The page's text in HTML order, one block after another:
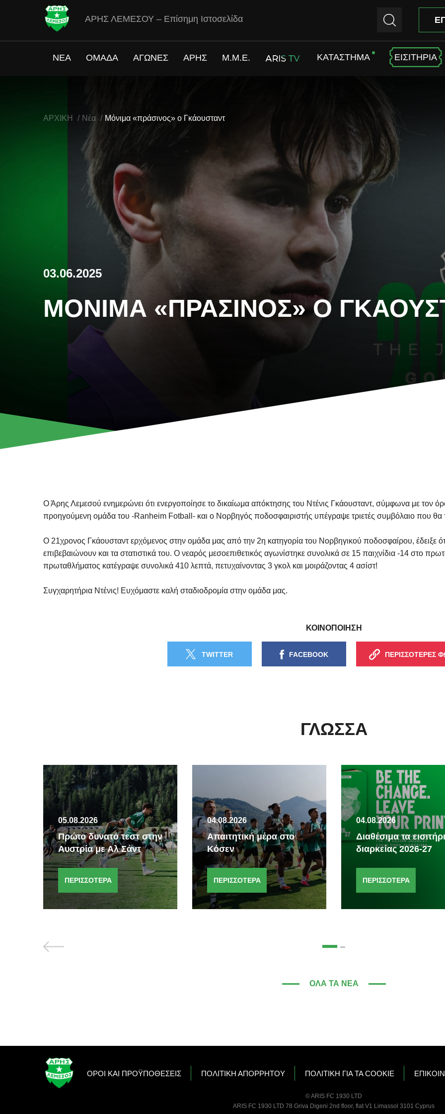
ΑΡΗΣ ΛΕΜΕΣΟΥ – Επίσημη Ιστοσελίδα
ΝΕΑ ΟΜΑΔΑ ΑΓΩΝΕΣ ΑΡΗΣ M.M.E. ARIS TV ΚΑΤΑΣΤΗΜΑ ΕΙΣΙΤΗΡΙΑ
ΑΡΧΙΚΗ Νέα Μόνιμα «πράσινος» ο Γκάουσταντ
03.06.2025
ΜΌΝΙΜΑ «ΠΡΆΣΙΝΟΣ» Ο
Ο Άρης Λεμεσού ενημερώνει ότι ενεργοποίησε το δικαίωμα απόκτησης του Ντένις Γκάουσταντ, σύμφωνα με τον
προηγούμενη ομάδα του -Ranheim Fotball- και ο Νορβηγός ποδοσφαιριστής υπέγραψε τριετές συμβόλαιο που θα
Ο 21χρονος Γκάουσταντ ερχόμενος στην ομάδα μας από την 2η κατηγορία του Νορβηγικού ποδοσφαίρου, έδειξε
επιβεβαιώνουν και τα στατιστικά του. Ο νεαρός μεσοεπιθετικός αγωνίστηκε συνολικά σε 15 παιχνίδια -14 στο
πρωταθλήματος κατέγραψε συνολικά 410 λεπτά, πετυχαίνοντας 3 γκολ και μοιράζοντας 4 ασίστ!
Συγχαρητήρια Ντένις! Ευχόμαστε καλή σταδιοδρομία στην ομάδα μας.
ΚΟΙΝΟΠΟΙΗΣΗ
TWITTER FACEBOOK ΠΕΡΙΣΣΟΤΕΡΕΣ
ΓΛΏΣΣΑ
05.08.2026
Πρώτο δυνατό τεστ στην
Αυστρία με Αλ Σάντ
ΠΕΡΙΣΣΟΤΕΡΑ
04.08.2026
Απαιτητική μέρα στο
Κόσεν
ΠΕΡΙΣΣΟΤΕΡΑ
04.08.2026
Διαθέσιμα τα
διαρκείας 2026-27
ΠΕΡΙΣΣΟΤΕΡΑ
ΌΛΑ ΤΑ ΝΈΑ
OΡΟΙ ΚΑΙ ΠΡΟΫΠΟΘΕΣΕΙΣ ΠΟΛΙΤΙΚΗ ΑΠΟΡΡΗΤΟΥ ΠΟΛΙΤΙΚΗ ΓΙΑ ΤΑ COOKIE
© ARIS FC 1930 LTD
ARIS FC 1930 LTD 78 Griva Digeni 2nd floor, flat V1 Limassol 3101 Cyprus